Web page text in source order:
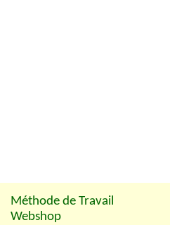
Méthode de Travail
Webshop